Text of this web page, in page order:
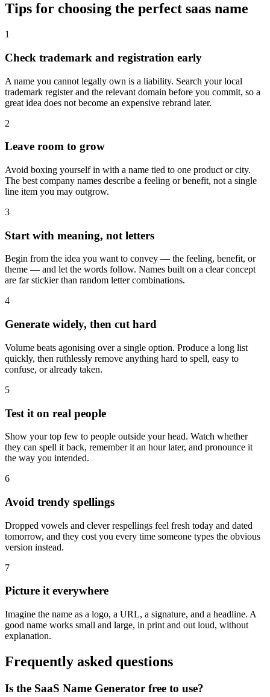
Tips for choosing the perfect saas name
1
Check trademark and registration early
A name you cannot legally own is a liability. Search your local
trademark register and the relevant domain before you commit, so a
great idea does not become an expensive rebrand later.
2
Leave room to grow
Avoid boxing yourself in with a name tied to one product or city.
The best company names describe a feeling or benefit, not a single
line item you may outgrow.
3
Start with meaning, not letters
Begin from the idea you want to convey — the feeling, benefit, or
theme — and let the words follow. Names built on a clear concept
are far stickier than random letter combinations.
4
Generate widely, then cut hard
Volume beats agonising over a single option. Produce a long list
quickly, then ruthlessly remove anything hard to spell, easy to
confuse, or already taken.
5
Test it on real people
Show your top few to people outside your head. Watch whether
they can spell it back, remember it an hour later, and pronounce it
the way you intended.
6
Avoid trendy spellings
Dropped vowels and clever respellings feel fresh today and dated
tomorrow, and they cost you every time someone types the obvious
version instead.
7
Picture it everywhere
Imagine the name as a logo, a URL, a signature, and a headline. A
good name works small and large, in print and out loud, without
explanation.
Frequently asked questions
Is the SaaS Name Generator free to use?